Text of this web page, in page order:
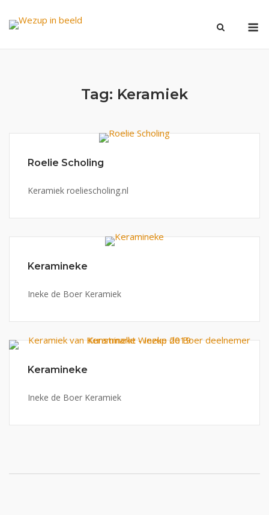
naar
inhoud
Tag: Keramiek
Roelie Scholing
Keramiek roeliescholing.nl
Keramineke
Ineke de Boer Keramiek
Keramineke
Ineke de Boer Keramiek